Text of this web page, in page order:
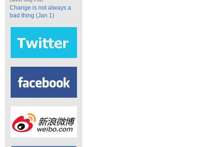
Change is not always a
bad thing (Jan 1)